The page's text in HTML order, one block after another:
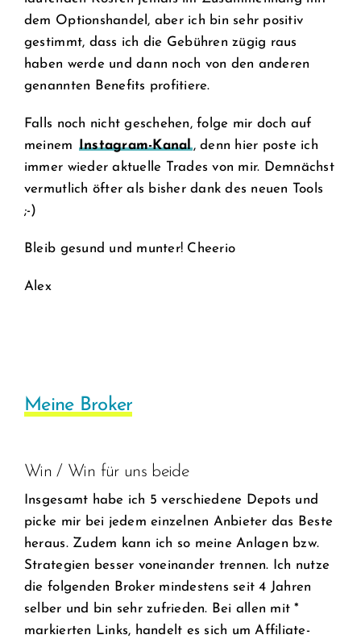
dem Optionshandel, aber ich bin sehr positiv
gestimmt, dass ich die Gebühren zügig raus
haben werde und dann noch von den anderen
genannten Benefits profitiere.
Falls noch nicht geschehen, folge mir doch auf
meinem Instagram-Kanal, denn hier poste ich
immer wieder aktuelle Trades von mir. Demnächst
vermutlich öfter als bisher dank des neuen Tools
;-)
Bleib gesund und munter! Cheerio
Alex
Meine Broker
Win / Win für uns beide
Insgesamt habe ich 5 verschiedene Depots und
picke mir bei jedem einzelnen Anbieter das Beste
heraus. Zudem kann ich so meine Anlagen bzw.
Strategien besser voneinander trennen. Ich nutze
die folgenden Broker mindestens seit 4 Jahren
selber und bin sehr zufrieden. Bei allen mit *
markierten Links, handelt es sich um Affiliate-